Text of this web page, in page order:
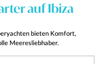
auf Ibiza
bieten Komfort,
Meeresliebhaber.